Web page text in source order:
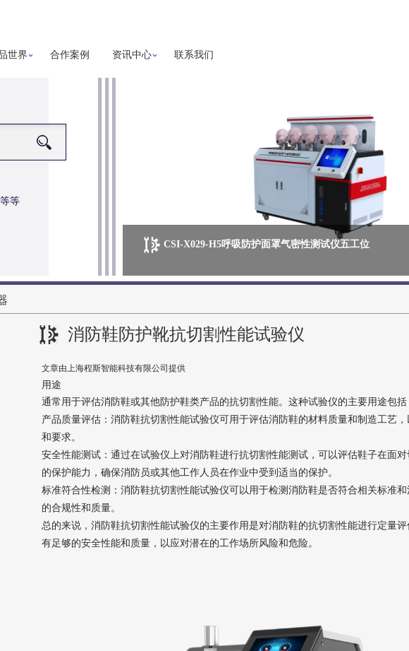
世界 合作案例 资讯中心 联系我们
等
CSI-X029-H5呼吸防护面罩气密性测试仪五工位
消防鞋防护靴抗切割性能试验仪
文章由上海程斯智能科技有限公司提供
用途
通常用于评估消防鞋或其他防护鞋类产品的抗切割性能。这种试验仪的主要用途包括
产品质量评估：消防鞋抗切割性能试验仪可用于评估消防鞋的材料质量和制造工艺
和要求。
安全性能测试：通过在试验仪上对消防鞋进行抗切割性能测试，可以评估鞋子在面
的保护能力，确保消防员或其他工作人员在作业中受到适当的保护。
标准符合性检测：消防鞋抗切割性能试验仪可以用于检测消防鞋是否符合相关标准
的合规性和质量。
总的来说，消防鞋抗切割性能试验仪的主要作用是对消防鞋的抗切割性能进行定量
有足够的安全性能和质量，以应对潜在的工作场所风险和危险。